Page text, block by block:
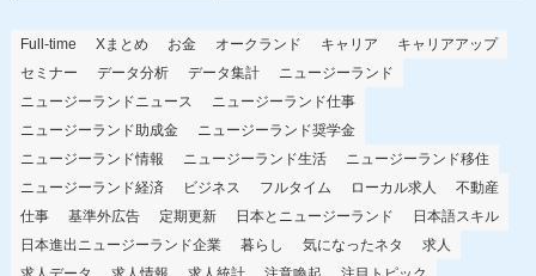
Full-time Xまとめ お金 オークランド キャリア
キャリアアップ
セミナー
データ分析 データ集計
ニュージーランド
ニュージーランドニュース
ニュージーランド仕事
ニュージーランド助成金
ニュージーランド奨学金
ニュージーランド情報
ニュージーランド生活
ニュージーランド移住
ニュージーランド経済
ビジネス フルタイム ローカル求人
不動産
仕事
基準外広告 定期更新 日本とニュージーランド
日本語スキル
日本進出ニュージーランド企業
暮らし 気になったネタ
求人